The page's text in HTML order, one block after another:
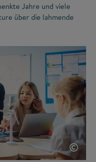
Jahre und viele
über die lahmende
©